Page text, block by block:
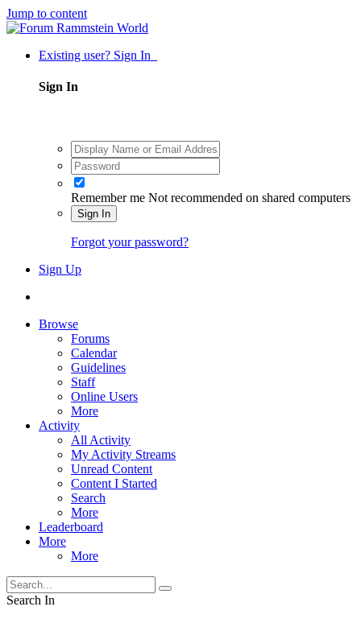
Jump to content
Existing user? Sign In
Sign In
Remember me Not recommended on shared computers
Sign In
Forgot your password?
Sign Up
Browse
Forums
Calendar
Guidelines
Staff
Online Users
More
Activity
All Activity
My Activity Streams
Unread Content
Content I Started
Search
More
Leaderboard
More
More
Search In